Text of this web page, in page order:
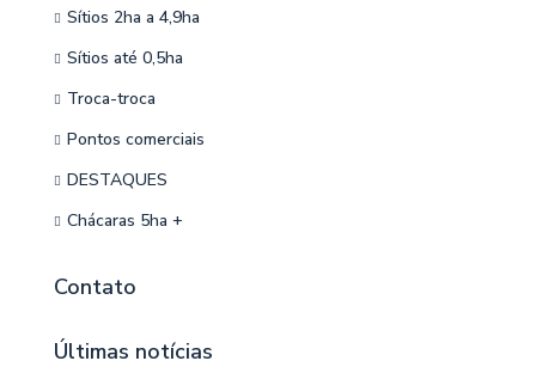
Sítios 2ha a 4,9ha
Sítios até 0,5ha
Troca-troca
Pontos comerciais
DESTAQUES
Chácaras 5ha +
Contato
Últimas notícias